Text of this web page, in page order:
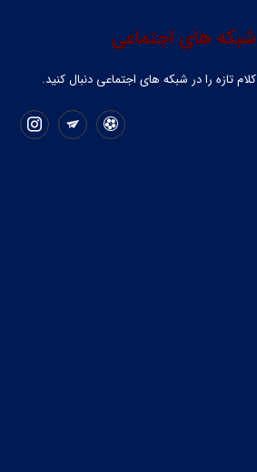
شبکه های اجتماعی
کلام تازه را در شبکه ‌های اجتماعی دنبال کنید.